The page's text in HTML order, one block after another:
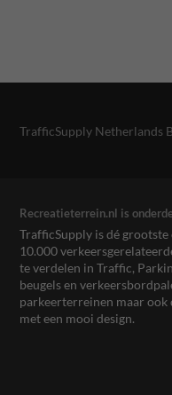
TrafficSupply Netherlands
Recreatieterrein.nl is
TrafficSupply is dé
10.000
te verdelen in Traffic,
beugels en
parkeerterreinen maar
met een mooi design.